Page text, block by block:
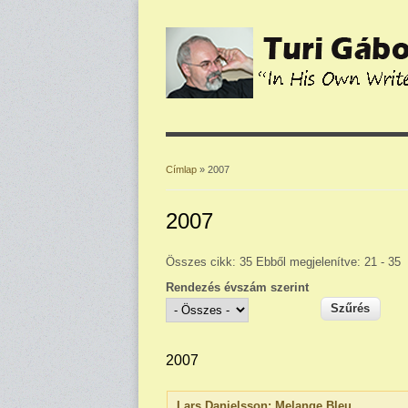
Címlap » 2007
2007
Összes cikk: 35 Ebből megjelenítve: 21 - 35
Rendezés évszám szerint
2007